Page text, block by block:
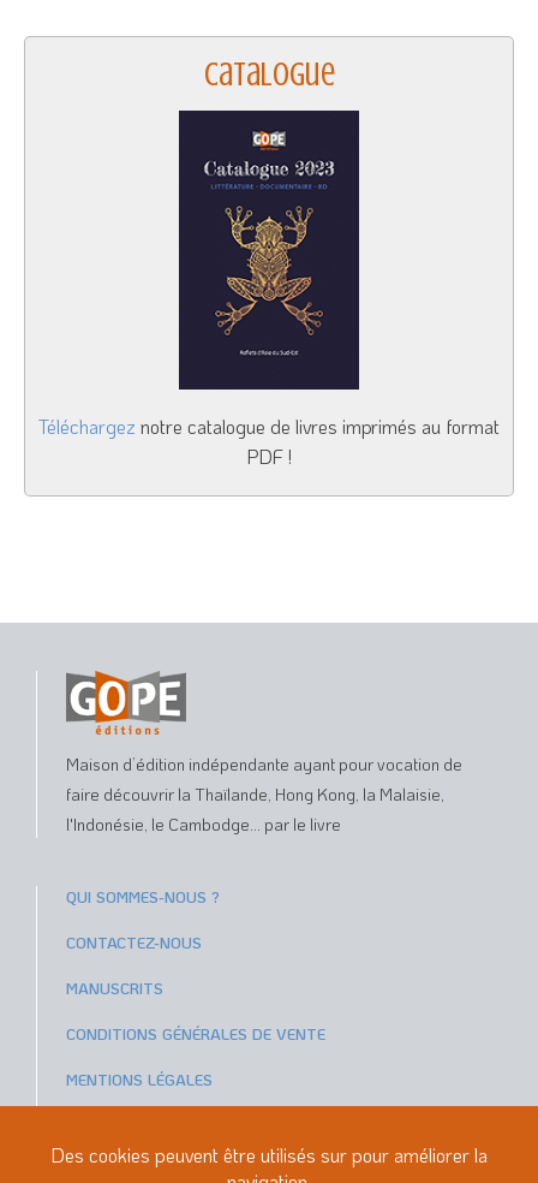
Catalogue
Téléchargez notre catalogue de livres imprimés au format
PDF !
Maison d’édition indépendante ayant pour vocation de
faire découvrir la Thaïlande, Hong Kong, la Malaisie,
l'Indonésie, le Cambodge... par le livre
QUI SOMMES-NOUS ?
CONTACTEZ-NOUS
MANUSCRITS
CONDITIONS GÉNÉRALES DE VENTE
MENTIONS LÉGALES
Paiements sécurisés avec